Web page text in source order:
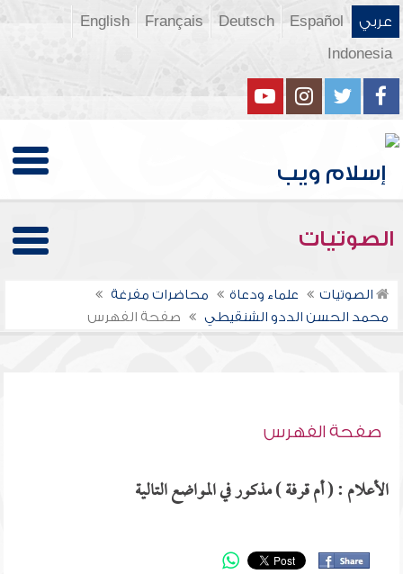
عربي Español
Deutsch
Français
English
Indonesia
الصوتيات
الصوتيات علماء ودعاة
محاضرات مفرغة
محمد الحسن الددو الشنقيطي
صفحة الفهرس
صفحة الفهرس
الأعلام : ( أم قرفة ) مذكور في المواضع التالية